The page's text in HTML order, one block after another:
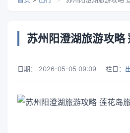
苏州阳澄湖旅游攻略
日期： 2026-05-05 09:09 栏目：